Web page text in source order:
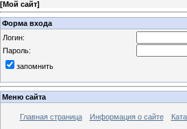
[Мой сайт]
Форма входа
Логин:
Пароль:
запомнить
Меню сайта
Главная страница Информация о сайте